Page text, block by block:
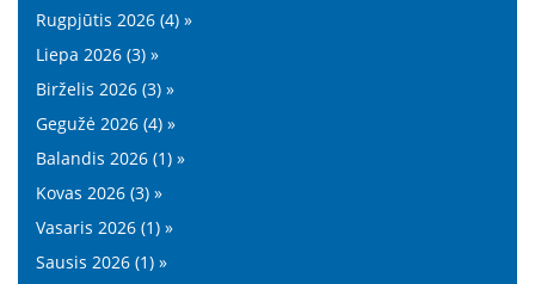
Rugpjūtis 2026 (4) »
Liepa 2026 (3) »
Birželis 2026 (3) »
Gegužė 2026 (4) »
Balandis 2026 (1) »
Kovas 2026 (3) »
Vasaris 2026 (1) »
Sausis 2026 (1) »